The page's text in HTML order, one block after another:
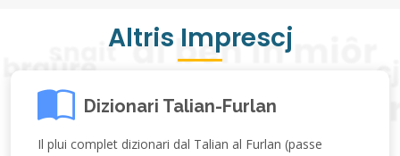
Altris Imprescj
Dizionari Talian-Furlan
Il plui complet dizionari dal Talian al Furlan (passe